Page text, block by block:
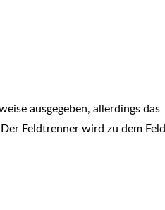
ausgegeben, allerdings das
Feldtrenner wird zu dem Feld